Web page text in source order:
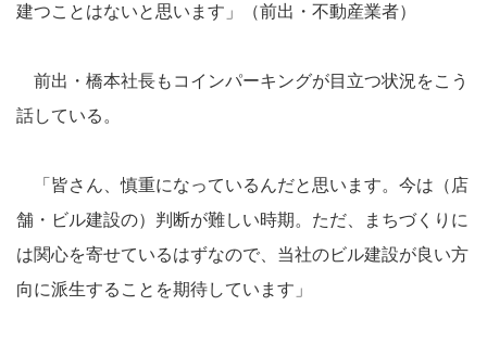
建つことはないと思います」（前出・不動産業者）
前出・橋本社長もコインパーキングが目立つ状況をこう
話している。
「皆さん、慎重になっているんだと思います。今は（店
舗・ビル建設の）判断が難しい時期。ただ、まちづくりに
は関心を寄せているはずなので、当社のビル建設が良い方
向に派生することを期待しています」